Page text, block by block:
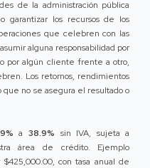
de la administración pública
garantizar los recursos de los
que celebren con las
alguna responsabilidad por
o por algún cliente frente a otro,
Los retornos, rendimientos
que no se asegura el resultado o
a 38.9% sin IVA, sujeta a
área de crédito. Ejemplo
con tasa anual de